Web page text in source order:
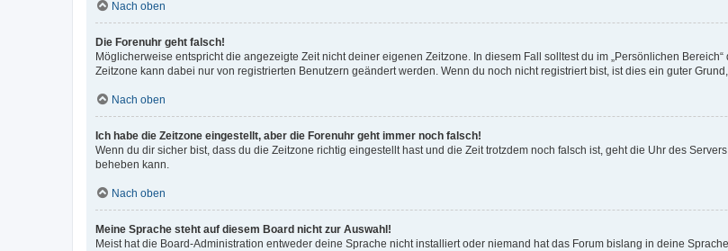
Nach oben
Die Forenuhr geht falsch!
Möglicherweise entspricht die angezeigte Zeit nicht deiner eigenen Zeitzone. In diesem Fall solltest du im „Persönlichen
Zeitzone kann dabei nur von registrierten Benutzern geändert werden. Wenn du noch nicht registriert bist, ist dies ein guter
Nach oben
Ich habe die Zeitzone eingestellt, aber die Forenuhr geht immer noch falsch!
Wenn du dir sicher bist, dass du die Zeitzone richtig eingestellt hast und die Zeit trotzdem noch falsch ist, geht die Uhr des
beheben kann.
Nach oben
Meine Sprache steht auf diesem Board nicht zur Auswahl!
Meist hat die Board-Administration entweder deine Sprache nicht installiert oder niemand hat das Forum bislang in deine